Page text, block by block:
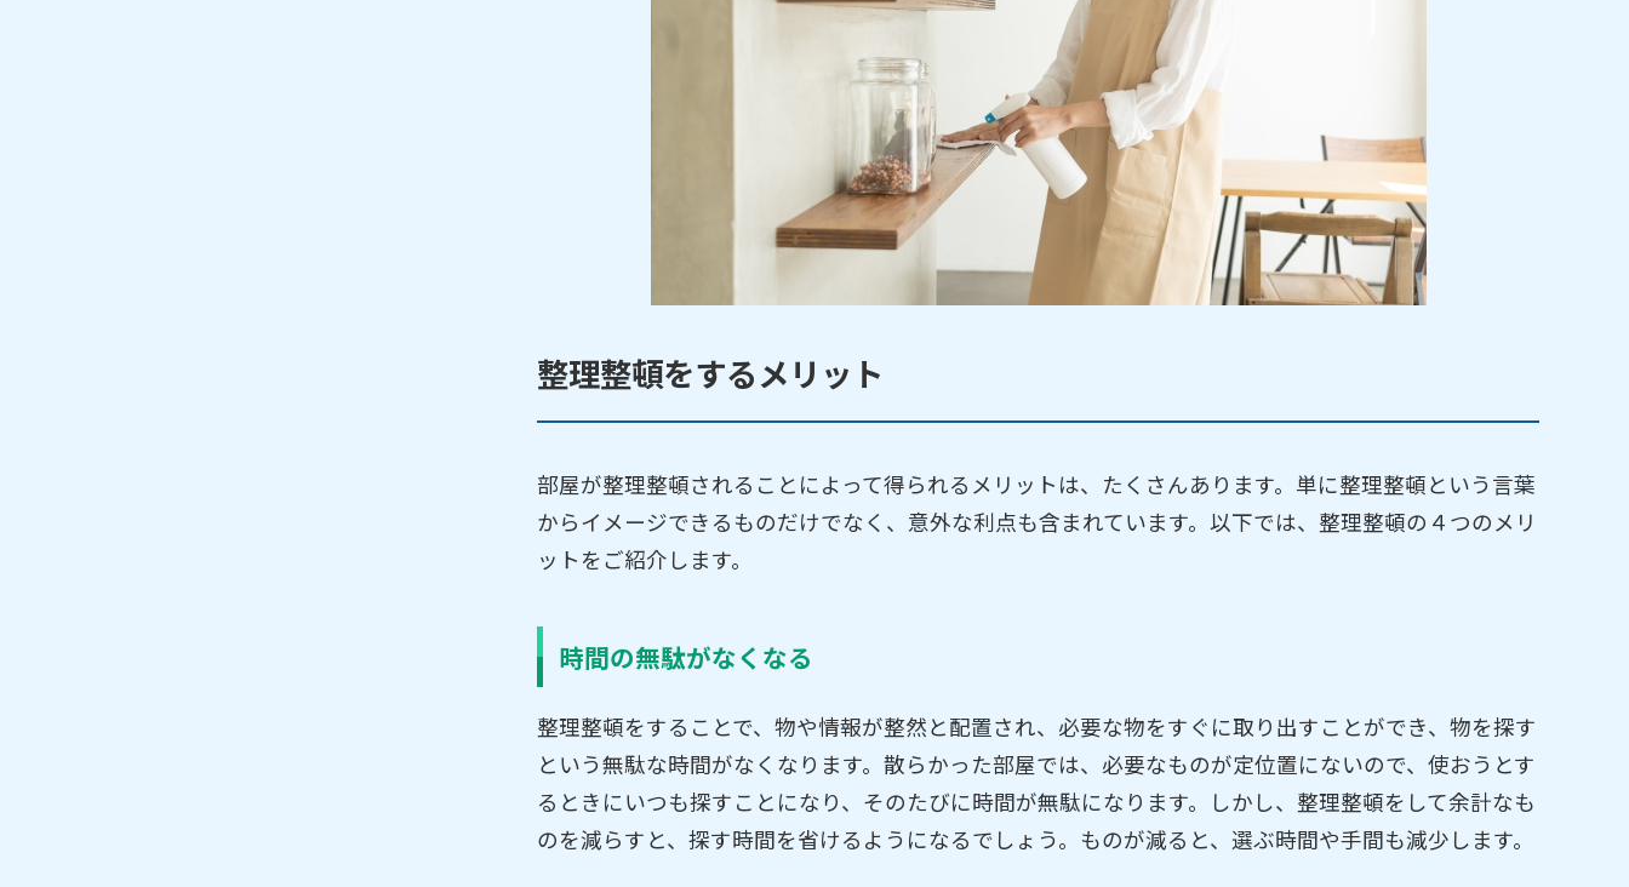
整理整頓をするメリット
部屋が整理整頓されることによって得られるメリットは、たくさんあります。単に整理整頓という言葉
からイメージできるものだけでなく、意外な利点も含まれています。以下では、整理整頓の４つのメリ
ットをご紹介します。
時間の無駄がなくなる
整理整頓をすることで、物や情報が整然と配置され、必要な物をすぐに取り出すことができ、物を探す
という無駄な時間がなくなります。散らかった部屋では、必要なものが定位置にないので、使おうとす
るときにいつも探すことになり、そのたびに時間が無駄になります。しかし、整理整頓をして余計なも
のを減らすと、探す時間を省けるようになるでしょう。ものが減ると、選ぶ時間や手間も減少します。